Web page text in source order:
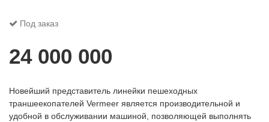
Под заказ
24 000 000
Новейший представитель линейки пешеходных
траншеекопателей Vermeer является производительной и
удобной в обслуживании машиной, позволяющей выполнять